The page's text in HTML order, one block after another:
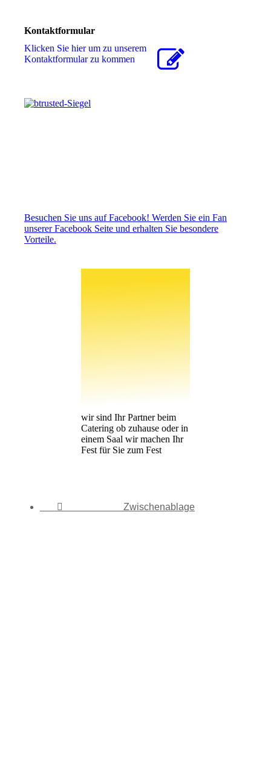
Kontaktformular
Klicken Sie hier um zu unserem
Kon­takt­for­mu­lar zu kommen
Besuchen Sie uns auf Facebook! Werden Sie ein Fan
unserer Facebook Seite und erhalten Sie besondere
Vorteile.
wir sind Ihr Partner beim
Catering ob zuhause oder in
einem Saal wir machen Ihr
Fest für Sie zum Fest
 Zwischenablage